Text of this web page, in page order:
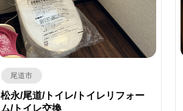
尾道市
松永/尾道/トイレ/トイレリフォー
ム/トイレ交換